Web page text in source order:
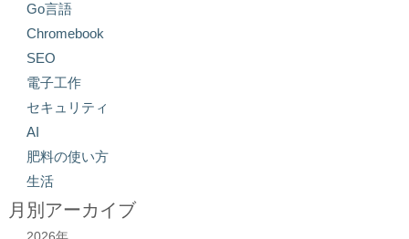
Go言語
Chromebook
SEO
電子工作
セキュリティ
AI
肥料の使い方
生活
月別アーカイブ